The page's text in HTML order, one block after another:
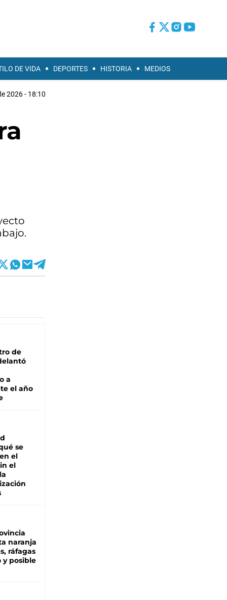
DE VIDA DEPORTES HISTORIA MEDIOS
2026 - 18:10
de
a
el año
se
el
el
naranja
ráfagas
y posible